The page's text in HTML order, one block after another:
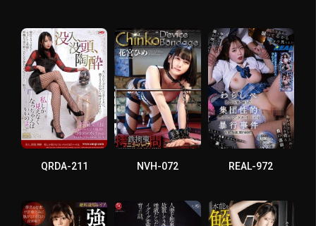
QRDA-211 NVH-072 REAL-972